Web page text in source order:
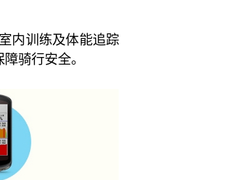
内训练及体能追踪
骑行安全。